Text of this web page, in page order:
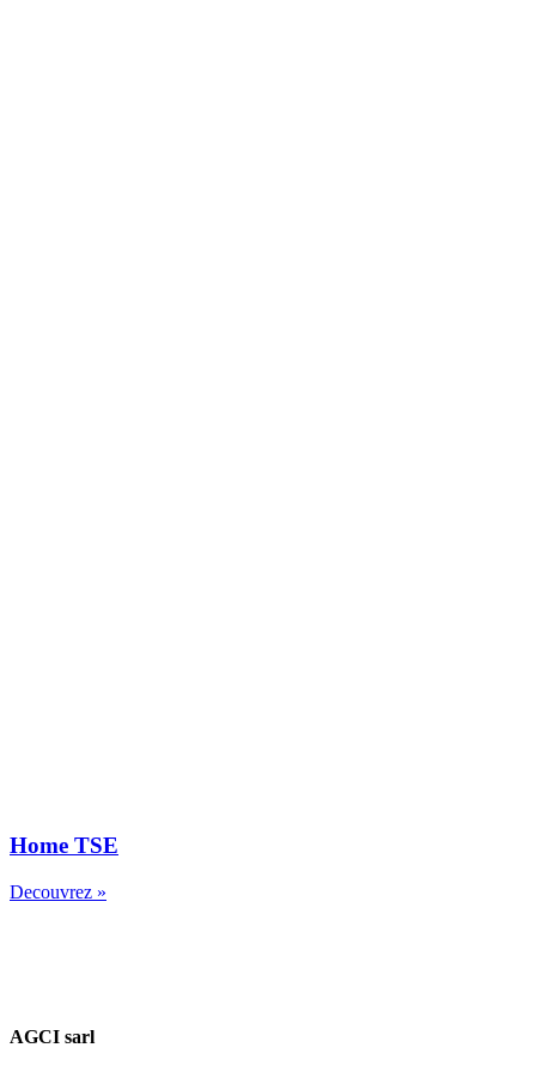
Home TSE
Decouvrez »
AGCI sarl